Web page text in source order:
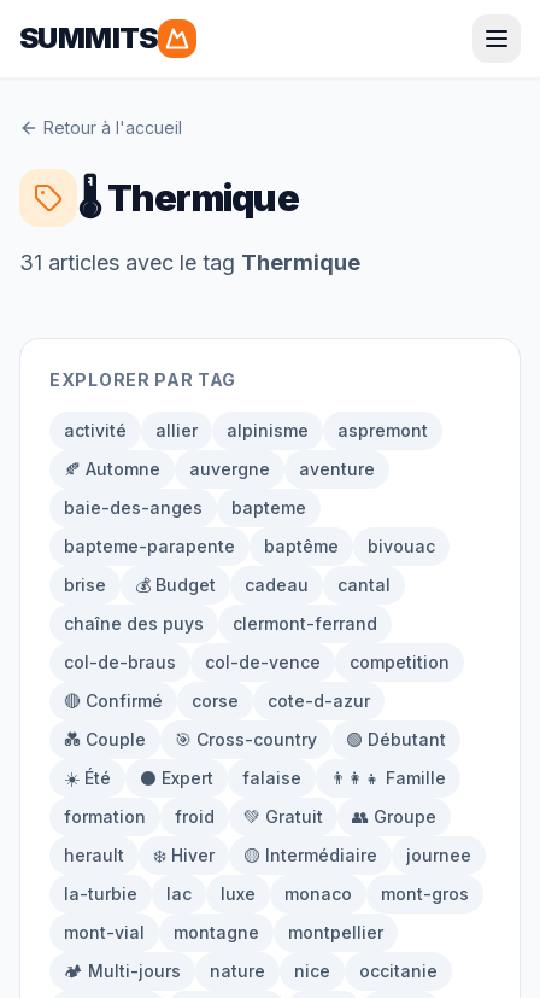
SUMMITS
Parapente
Alpes
Alpes
Grandes Randonnées
Alpinisme
Mont-Blanc Via Ferrata
Initiation
Parapente Randonnée
Alpinisme
Outils
Carte des Spots Comparateur Prix
Retour à l'accueil
🌡️ Thermique
31 articles avec le tag Thermique
EXPLORER PAR TAG
activité allier alpinisme
aspremont
🍂 Automne
auvergne
aventure
baie-des-anges
bapteme
bapteme-parapente
baptême
bivouac
brise
💰 Budget cadeau
cantal
chaîne des puys
clermont-ferrand
col-de-braus
col-de-vence
competition
🔴 Confirmé
corse
cote-d-azur
💑 Couple
🎯 Cross-country
🟢 Débutant
☀️ Été
⚫ Expert falaise
👨‍👩‍👧 Famille
formation
froid 💚 Gratuit
👥 Groupe
herault
❄️ Hiver 🟡 Intermédiaire
journee
la-turbie
lac luxe monaco
mont-gros
mont-vial
montagne
montpellier
🏕️ Multi-jours
nature nice
occitanie